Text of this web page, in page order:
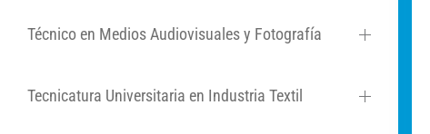
Técnico en Medios Audiovisuales y Fotografía
Tecnicatura Universitaria en Industria Textil